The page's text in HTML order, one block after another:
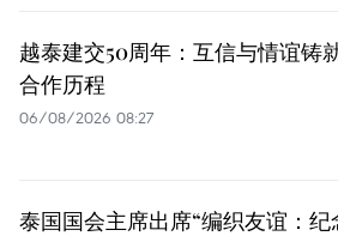
越泰建交50周年：互信与情谊铸
合作历程
06/08/2026 08:27
泰国国会主席出席“编织友谊：纪